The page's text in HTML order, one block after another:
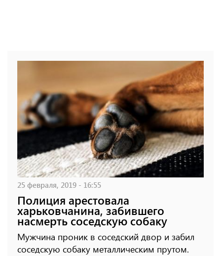
25 февраля, 2019 - 16:55
Полиция арестовала
харьковчанина, забившего
насмерть соседскую собаку
Мужчина проник в соседский двор и забил
соседскую собаку металлическим прутом.